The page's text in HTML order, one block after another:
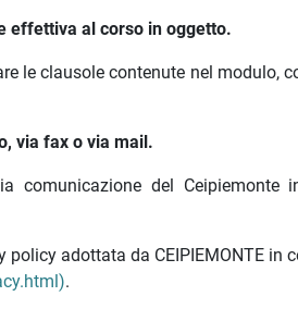
effettiva al corso in oggetto.
le clausole contenute nel modulo,
via fax o via mail.
del Ceipiemonte
adottata da CEIPIEMONTE in
.